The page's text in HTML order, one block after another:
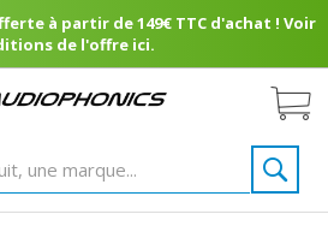
à partir de 149€ TTC d'achat ! Voir
de l'offre ici.